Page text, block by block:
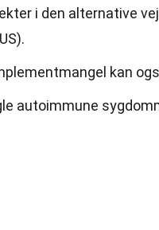
i den alternative
kan
autoimmune